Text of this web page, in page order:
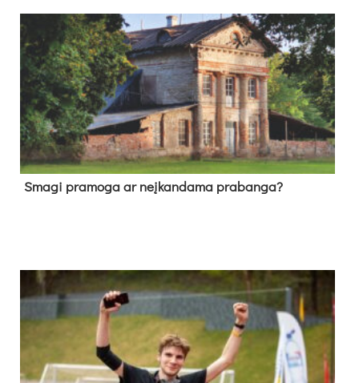
Sma­gi pra­mo­ga ar neį­kan­da­ma pra­ban­ga?